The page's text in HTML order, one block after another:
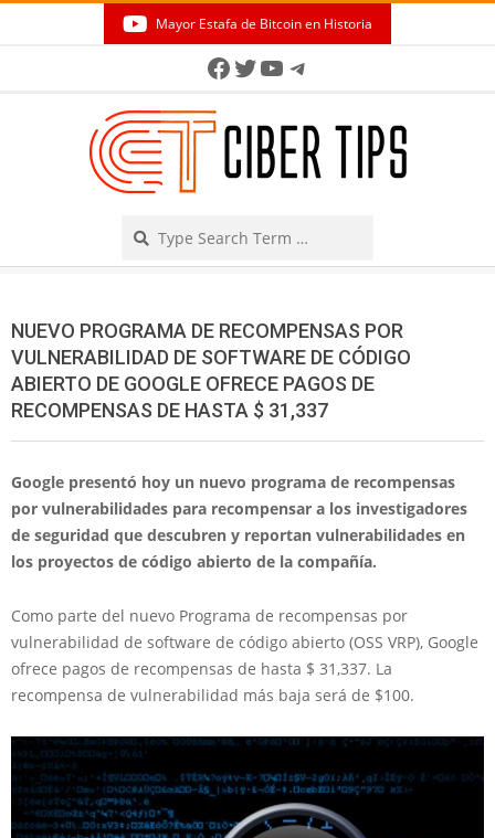
Mayor Estafa de Bitcoin en Historia
Facebook
Twitter
YouTube
Telegram
NUEVO PROGRAMA DE RECOMPENSAS POR
VULNERABILIDAD DE SOFTWARE DE CÓDIGO
ABIERTO DE GOOGLE OFRECE PAGOS DE
RECOMPENSAS DE HASTA $ 31,337
Google presentó hoy un nuevo programa de recompensas
por vulnerabilidades para recompensar a los investigadores
de seguridad que descubren y reportan vulnerabilidades en
los proyectos de código abierto de la compañía.
Como parte del nuevo Programa de recompensas por
vulnerabilidad de software de código abierto (OSS VRP), Google
ofrece pagos de recompensas de hasta $ 31,337. La
recompensa de vulnerabilidad más baja será de $100.